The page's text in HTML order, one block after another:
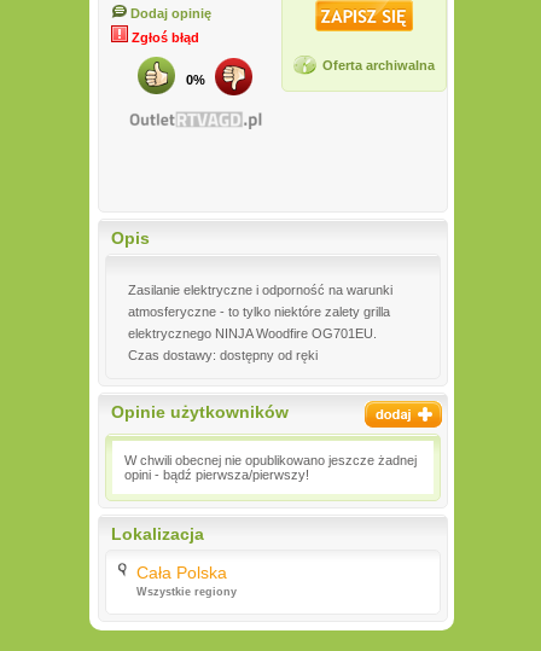
Dodaj opinię
Zgłoś błąd
0%
Oferta archiwalna
Opis
Zasilanie elektryczne i odporność na warunki
atmosferyczne - to tylko niektóre zalety grilla
elektrycznego NINJA Woodfire OG701EU.
Czas dostawy: dostępny od ręki
Opinie użytkowników
W chwili obecnej nie opublikowano jeszcze żadnej
opini - bądź pierwsza/pierwszy!
Lokalizacja
Cała Polska
Wszystkie regiony